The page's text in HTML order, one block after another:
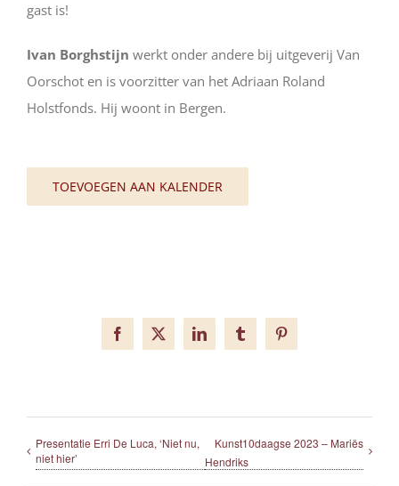
gast is!
Ivan Borghstijn werkt onder andere bij uitgeverij Van
Oorschot en is voorzitter van het Adriaan Roland
Holstfonds. Hij woont in Bergen.
TOEVOEGEN AAN KALENDER
Facebook
X LinkedInTumblrPinterest
Presentatie Erri De Luca, ‘Niet nu,
niet hier’
Kunst10daagse 2023 – Mariës
Hendriks